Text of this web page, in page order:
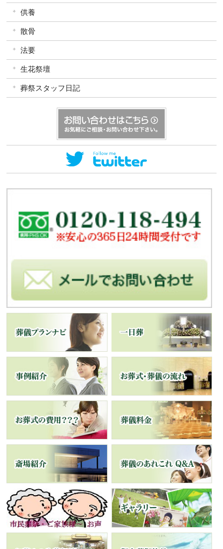
供養
散骨
法要
生花祭壇
葬祭スタッフ日記